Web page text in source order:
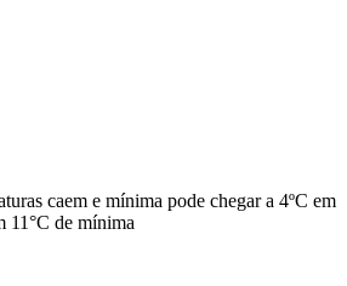
caem e mínima pode chegar a 4ºC em
11°C de mínima